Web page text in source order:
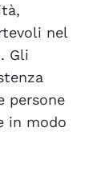
nel
Gli
persone
in modo